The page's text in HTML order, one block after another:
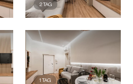
2TAG
1 TAG